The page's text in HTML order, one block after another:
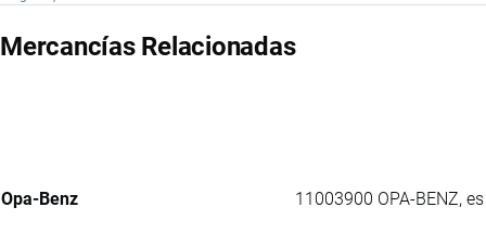
Mercancías Relacionadas
Opa-Benz 11003900 OPA-BENZ,